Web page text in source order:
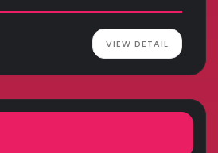
VIEW DETAIL